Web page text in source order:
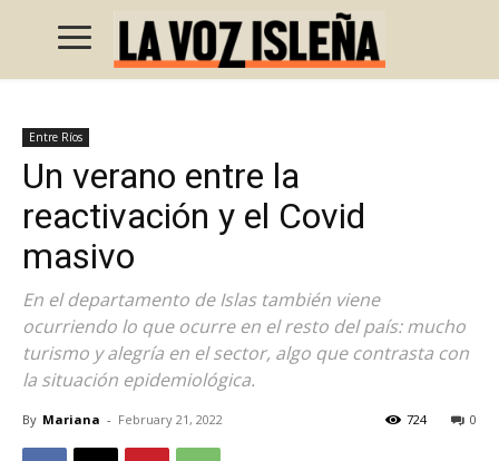
Entre Ríos
Un verano entre la
reactivación y el Covid
masivo
En el departamento de Islas también viene
ocurriendo lo que ocurre en el resto del país: mucho
turismo y alegría en el sector, algo que contrasta con
la situación epidemiológica.
By Mariana - February 21, 2022 0
724